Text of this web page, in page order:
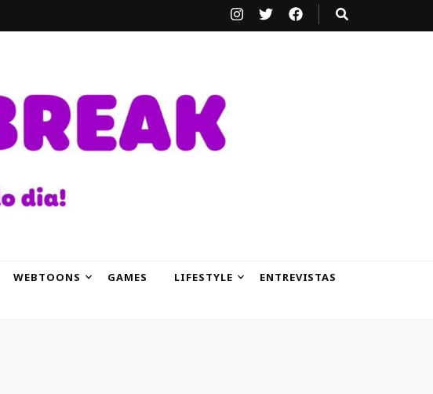
WEBTOONS GAMES LIFESTYLE
ENTREVISTAS